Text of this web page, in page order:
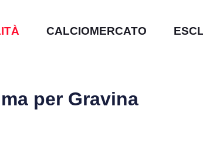
CALCIOMERCATO
per Gravina